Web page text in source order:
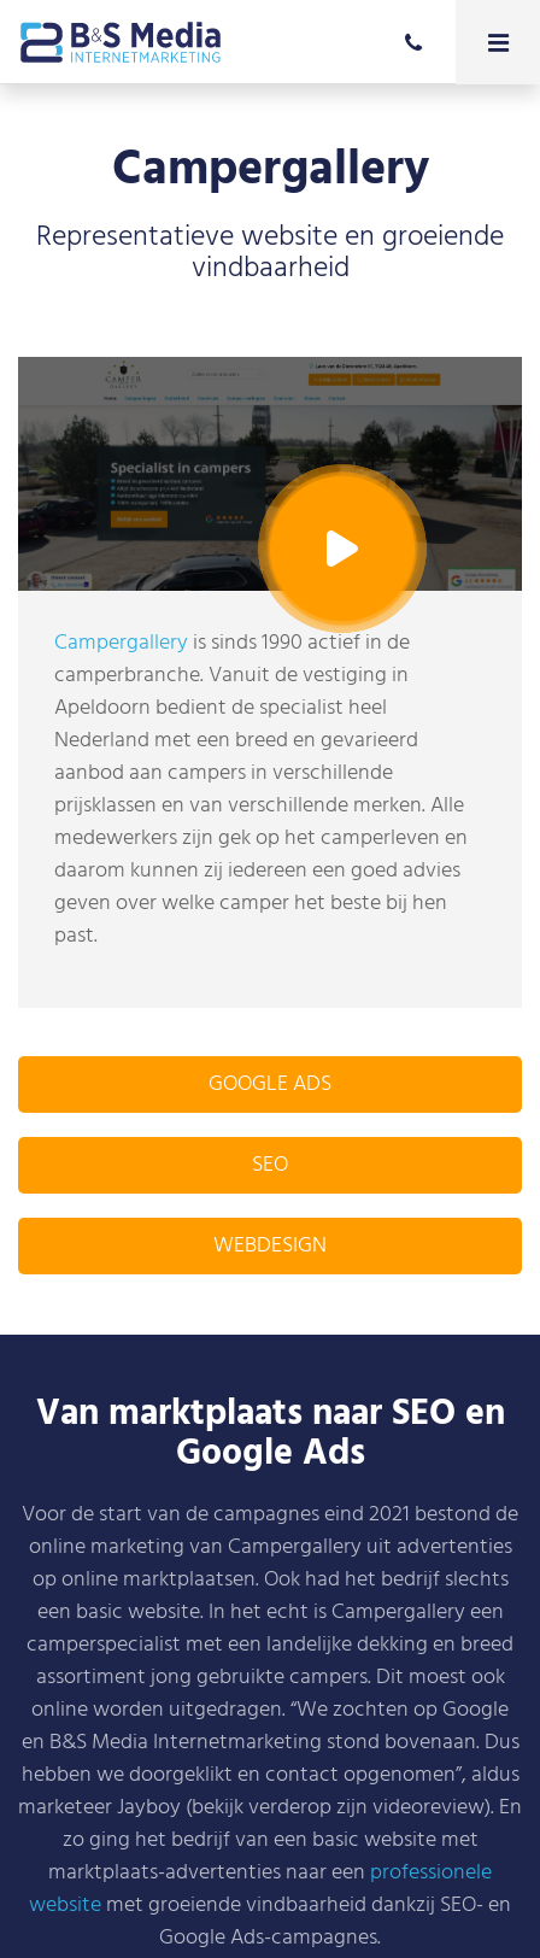
Campergallery
Representatieve website en groeiende
vindbaarheid
Campergalleryis sinds 1990 actief in de
camperbranche. Vanuit de vestiging in
Apeldoorn bedient de specialist heel
Nederland met een breed en gevarieerd
aanbod aan campers in verschillende
prijsklassen en van verschillende merken. Alle
medewerkers zijn gek op het camperleven en
daarom kunnen zij iedereen een goed advies
geven over welke camper het beste bij hen
past.
GOOGLE ADS
SEO
WEBDESIGN
Van marktplaats naar SEO en
Google Ads
Voor de start van de campagnes eind 2021 bestond de
online marketing van Campergallery uit advertenties
op online marktplaatsen. Ook had het bedrijf slechts
een basic website. In het echt is Campergallery een
camperspecialist met een landelijke dekking en breed
assortiment jong gebruikte campers. Dit moest ook
online worden uitgedragen. “We zochten op Google
en B&S Media Internetmarketing stond bovenaan. Dus
hebben we doorgeklikt en contact opgenomen”, aldus
marketeer Jayboy (bekijk verderop zijn videoreview). En
zo ging het bedrijf van een basic website met
marktplaats-advertenties naar een professionele
websitemet groeiende vindbaarheid dankzij SEO- en
Google Ads-campagnes.